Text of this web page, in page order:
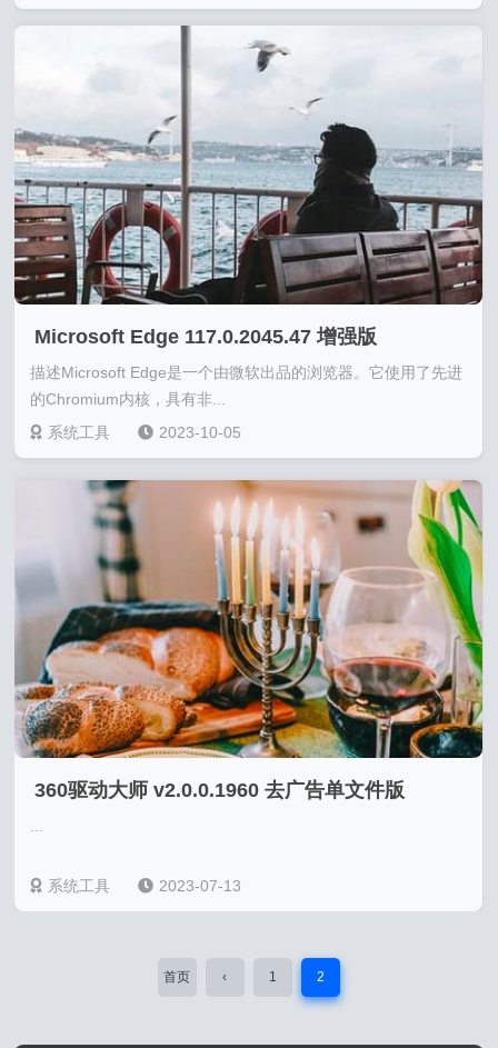
Microsoft Edge 117.0.2045.47 增强版
描述Microsoft Edge是一个由微软出品的浏览器。它使用了先进
的Chromium内核，具有非...
系统工具
2023-10-05
360驱动大师 v2.0.0.1960 去广告单文件版
...
系统工具 2023-07-13
首页 ‹ 1 2